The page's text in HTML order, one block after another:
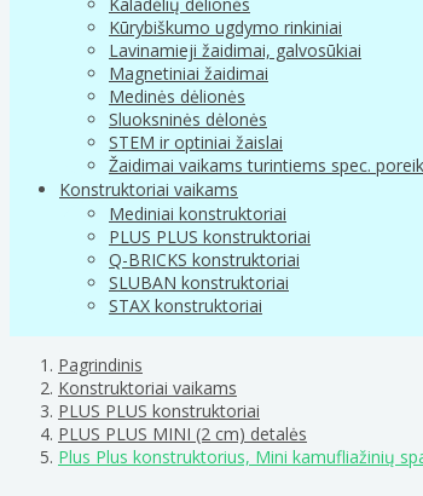
Kūrybiškumo ugdymo rinkiniai
Lavinamieji žaidimai, galvosūkiai
Magnetiniai žaidimai
Medinės dėlionės
Sluoksninės dėlonės
STEM ir optiniai žaislai
Žaidimai vaikams turintiems spec.
Konstruktoriai vaikams
Mediniai konstruktoriai
PLUS PLUS konstruktoriai
Q-BRICKS konstruktoriai
SLUBAN konstruktoriai
STAX konstruktoriai
Pagrindinis
Konstruktoriai vaikams
PLUS PLUS konstruktoriai
PLUS PLUS MINI (2 cm) detalės
Plus Plus konstruktorius, Mini kamufliažinių